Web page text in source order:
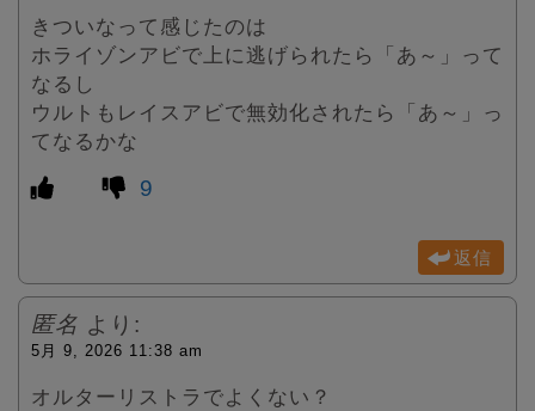
きついなって感じたのは
ホライゾンアビで上に逃げられたら「あ～」って
なるし
ウルトもレイスアビで無効化されたら「あ～」っ
てなるかな
9
返信
匿名 より:
5月 9, 2026 11:38 am
オルターリストラでよくない？